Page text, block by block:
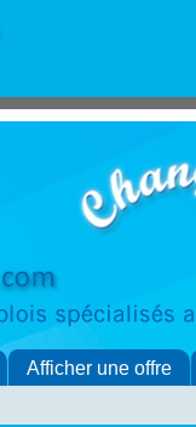
Afficher une offre